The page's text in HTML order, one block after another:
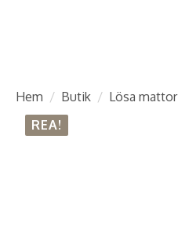
Hem Butik Lösa mattor
REA!